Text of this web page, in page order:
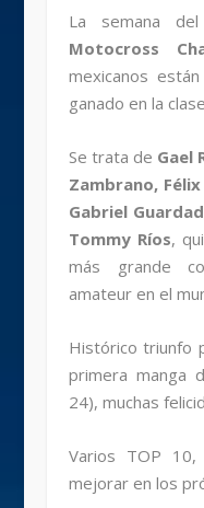
La semana del
Motocross
mexicanos
ganado en la
Se trata de Gael
Zambrano,
Gabriel
Tommy Ríos,
más grande
amateur en el
Histórico triunfo
primera manga
24), muchas
Varios TOP
mejorar en los